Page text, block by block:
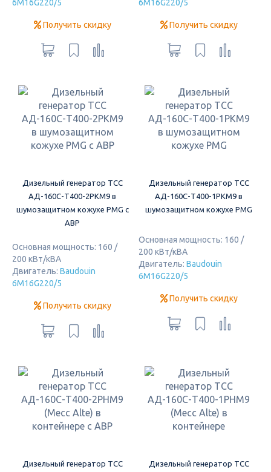
6M16G220/5
Получить скидку
6M16G220/5
Получить скидку
Дизельный генератор ТСС
АД-160С-Т400-2РКМ9 в
шумозащитном кожухе PMG с
АВР
Основная мощность: 160 /
200 кВт/кВА
Двигатель: Baudouin
6M16G220/5
Получить скидку
Дизельный генератор ТСС
АД-160С-Т400-1РКМ9 в
шумозащитном кожухе PMG
Основная мощность: 160 /
200 кВт/кВА
Двигатель: Baudouin
6M16G220/5
Получить скидку
Дизельный генератор ТСС
Дизельный генератор ТСС